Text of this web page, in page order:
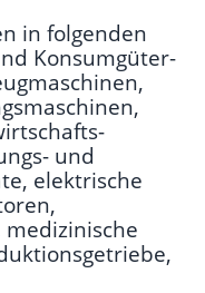
in folgenden
Konsumgüter-
und
elektrische
medizinische